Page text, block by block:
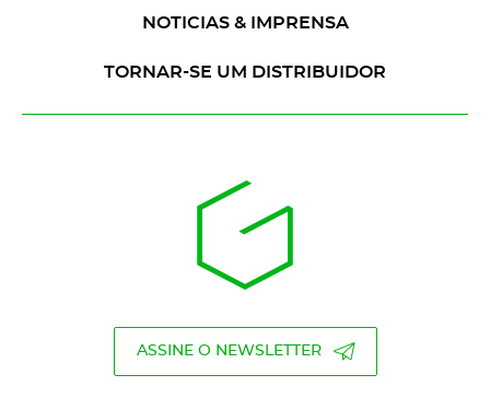
NOTICIAS & IMPRENSA
TORNAR-SE UM DISTRIBUIDOR
ASSINE O NEWSLETTER